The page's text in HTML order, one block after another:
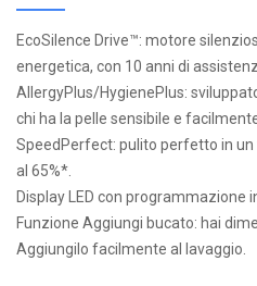
EcoSilence Drive™: motore
energetica, con 10 anni di
AllergyPlus/HygienePlus:
chi ha la pelle sensibile e
SpeedPerfect: pulito perfetto in
al 65%*.
Display LED con programmazione
Funzione Aggiungi bucato: hai
Aggiungilo facilmente al lavaggio.